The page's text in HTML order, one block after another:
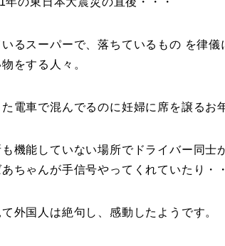
るスーパーで、落ちているもの を律
をする人々。
電車で混んでるのに妊婦に席を譲るお
機能していない場所でドライバー同士
ちゃんが手信号やってくれていたり・
外国人は絶句し、感動したようです。